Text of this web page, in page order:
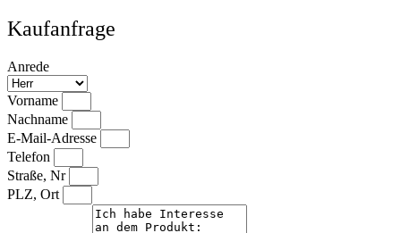
Kaufanfrage
Anrede
Vorname
Nachname
E-Mail-Adresse
Telefon
Straße, Nr
PLZ, Ort